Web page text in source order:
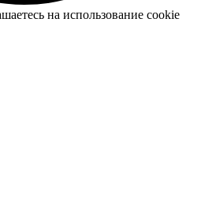
на использование cookie